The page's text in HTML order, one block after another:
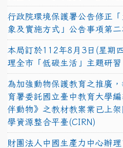
行政院環境保護署公告修正
象及實施方式」公告事項第
本局訂於112年8月3日(星期
理全市「低碳生活」主題研習
為加強動物保護教育之推廣
育署委託國立臺中教育大學
伴動物》之教材教案業已上
學資源整合平臺(CIRN)
財團法人中國生產力中心辦